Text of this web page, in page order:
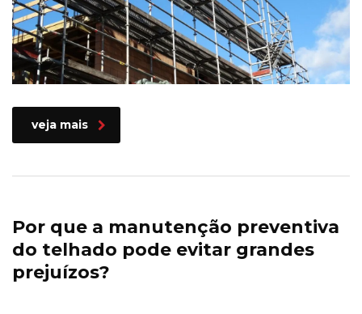
veja mais
Por que a manutenção preventiva
do telhado pode evitar grandes
prejuízos?